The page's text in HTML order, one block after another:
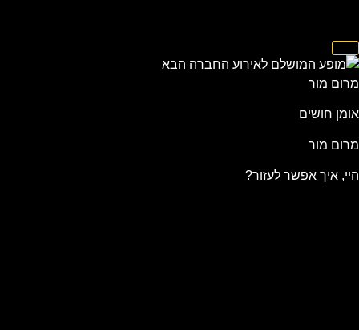
מרום מור
אומן חושים
מרום מור
היי, איך אפשר לעזור?